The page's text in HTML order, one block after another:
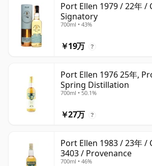
Port Ellen 1979 / 22年 /
Signatory
700ml • 43%
￥19万 ?
Port Ellen 1976 25年,
Spring Distillation
700ml • 50.1%
￥27万 ?
Port Ellen 1983 / 23年 /
3403 / Provenance
700ml • 46%